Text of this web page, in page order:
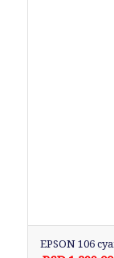
EPSON 106